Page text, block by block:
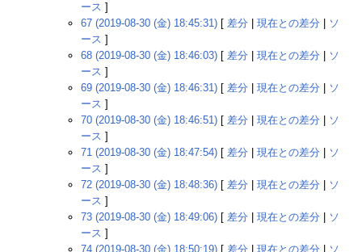
ース ]
67 (2019-08-30 (金) 18:45:31) [ 差分 現在との差分
ソ
ース ]
68 (2019-08-30 (金) 18:46:03) [ 差分 現在との差分
ソ
ース ]
69 (2019-08-30 (金) 18:46:31) [ 差分 現在との差分
ソ
ース ]
70 (2019-08-30 (金) 18:46:51) [ 差分 現在との差分
ソ
ース ]
71 (2019-08-30 (金) 18:47:54) [ 差分 現在との差分
ソ
ース ]
72 (2019-08-30 (金) 18:48:36) [ 差分 現在との差分
ソ
ース ]
73 (2019-08-30 (金) 18:49:06) [ 差分 現在との差分
ソ
ース ]
74 (2019-08-30 (金) 18:50:19) [ 差分 現在との差分
ソ